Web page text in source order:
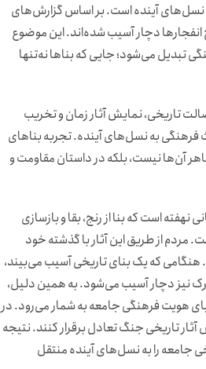
نسل‌های آینده است. بر اساس گزارش‌های
دچار آسیب شده‌اند. این موضوع
تبدیل می‌شود؛ جایی که بناها نه‌تنها
تاریخی، نمایش آثار زمان و تخریب
فرهنگی به نسل‌های آینده. تجربه بناهای
آن‌ها نیست، بلکه در داستان مقاومت و
نهفته است که بنا از رنج، بقا و بازسازی
از طریق این آثار با گذشته خود
هنگامی که یک بنای تاریخی آسیب می‌بیند،
نیز دچار آسیب می‌شود. به همین دلیل،
هویت فرهنگی جامعه به شمار می‌رود. در
تاریخی جنگ تعادل برقرار کنند. نتیجه
جامعه را به نسل‌های آینده منتقل